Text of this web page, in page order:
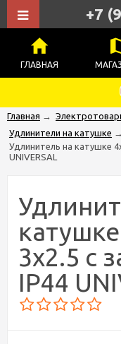
ГЛАВНАЯ
+7
Главная →
Удлинители на катушке →
Удлинитель на катушке
UNIVERSAL
3х2.5 с
IP44